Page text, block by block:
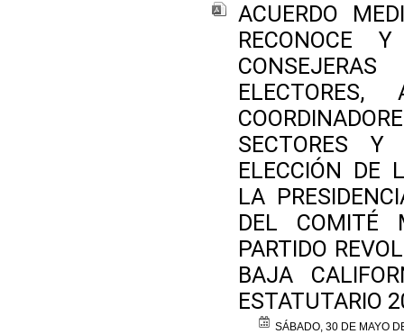
ACUERDO
RECONOCE
SECTORES Y
ELECCIÓN DE
LA
DEL COMITÉ
PARTIDO
BAJA
ESTATUTARIO
SÁBADO, 30 DE MAYO